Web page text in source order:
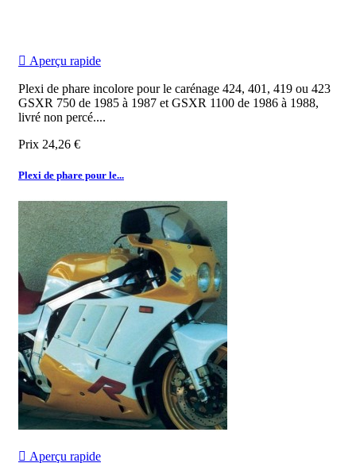
 Aperçu rapide
Plexi de phare incolore pour le carénage 424, 401, 419 ou 423
GSXR 750 de 1985 à 1987 et GSXR 1100 de 1986 à 1988,
livré non percé....
Prix 24,26 €
Plexi de phare pour le...
 Aperçu rapide